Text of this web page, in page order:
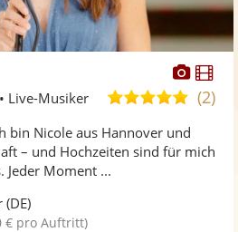
5,0
5
(2)
Live-Musiker
bin Nicole aus Hannover und
– und Hochzeiten sind für mich
Jeder Moment ...
(DE)
€ pro Auftritt)